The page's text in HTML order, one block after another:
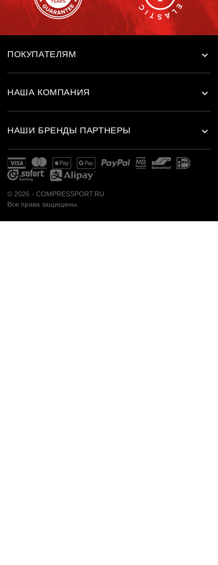
ПОКУПАТЕЛЯМ 
НАША КОМПАНИЯ 
НАШИ БРЕНДЫ ПАРТНЕРЫ 
© 2026 - COMPRESSPORT.RU
Все права защищены.